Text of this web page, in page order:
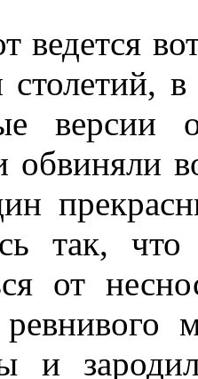
ведется
столетий,
обвиняли
так,
от
и